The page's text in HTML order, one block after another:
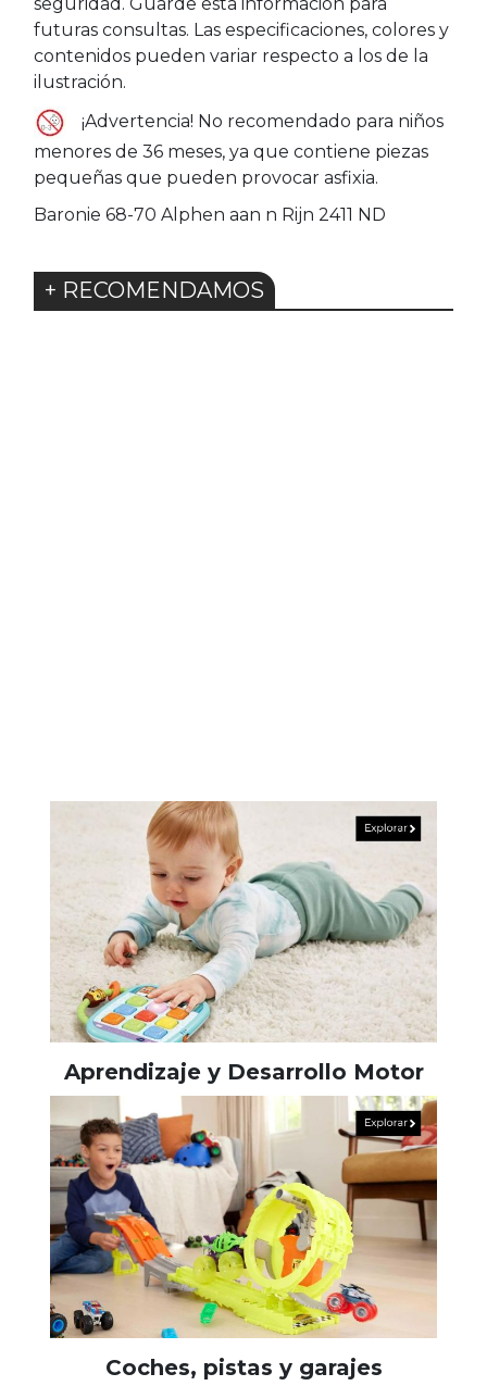
futuras consultas. Las especificaciones, colores y
contenidos pueden variar respecto a los de la
ilustración.
¡Advertencia! No recomendado para niños
menores de 36 meses, ya que contiene piezas
pequeñas que pueden provocar asfixia.
Baronie 68-70 Alphen aan n Rijn 2411 ND
+ RECOMENDAMOS
Aprendizaje y Desarrollo Motor
Coches, pistas y garajes